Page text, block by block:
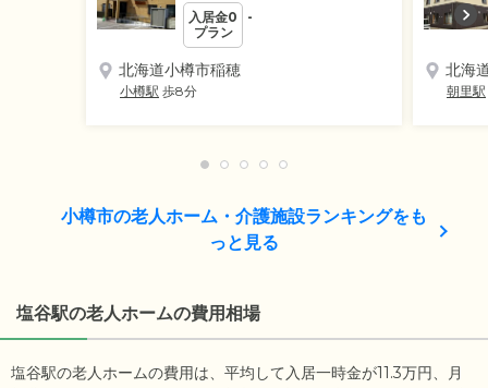
入居金0
プラン
-
北海道小樽市稲穂
小樽駅 歩8分
北海
朝里駅
小樽市の老人ホーム・介護施設ランキングをも
っと見る
塩谷駅の老人ホームの費用相場
塩谷駅の老人ホームの費用は、平均して入居一時金が11.3万円、月